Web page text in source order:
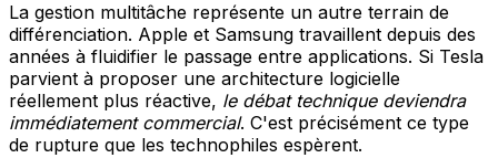
La gestion multitâche représente un autre terrain de
différenciation. Apple et Samsung travaillent depuis des
années à fluidifier le passage entre applications. Si Tesla
parvient à proposer une architecture logicielle
réellement plus réactive, le débat technique deviendra
immédiatement commercial. C'est précisément ce type
de rupture que les technophiles espèrent.